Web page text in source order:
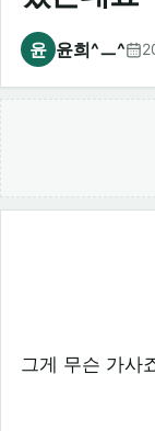
윤 윤희^ㅡ^
그게 무슨 가사